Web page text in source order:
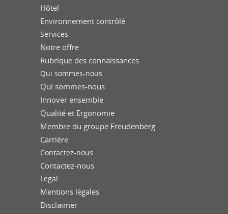
Hôtel
Environnement contrôlé
Services
Notre offre
Rubrique des connaissances
Qui sommes-nous
Qui sommes-nous
Innover ensemble
Qualité et Ergonomie
Membre du groupe Freudenberg
Carrière
Contactez-nous
Contactez-nous
Legal
Mentions légales
Disclaimer